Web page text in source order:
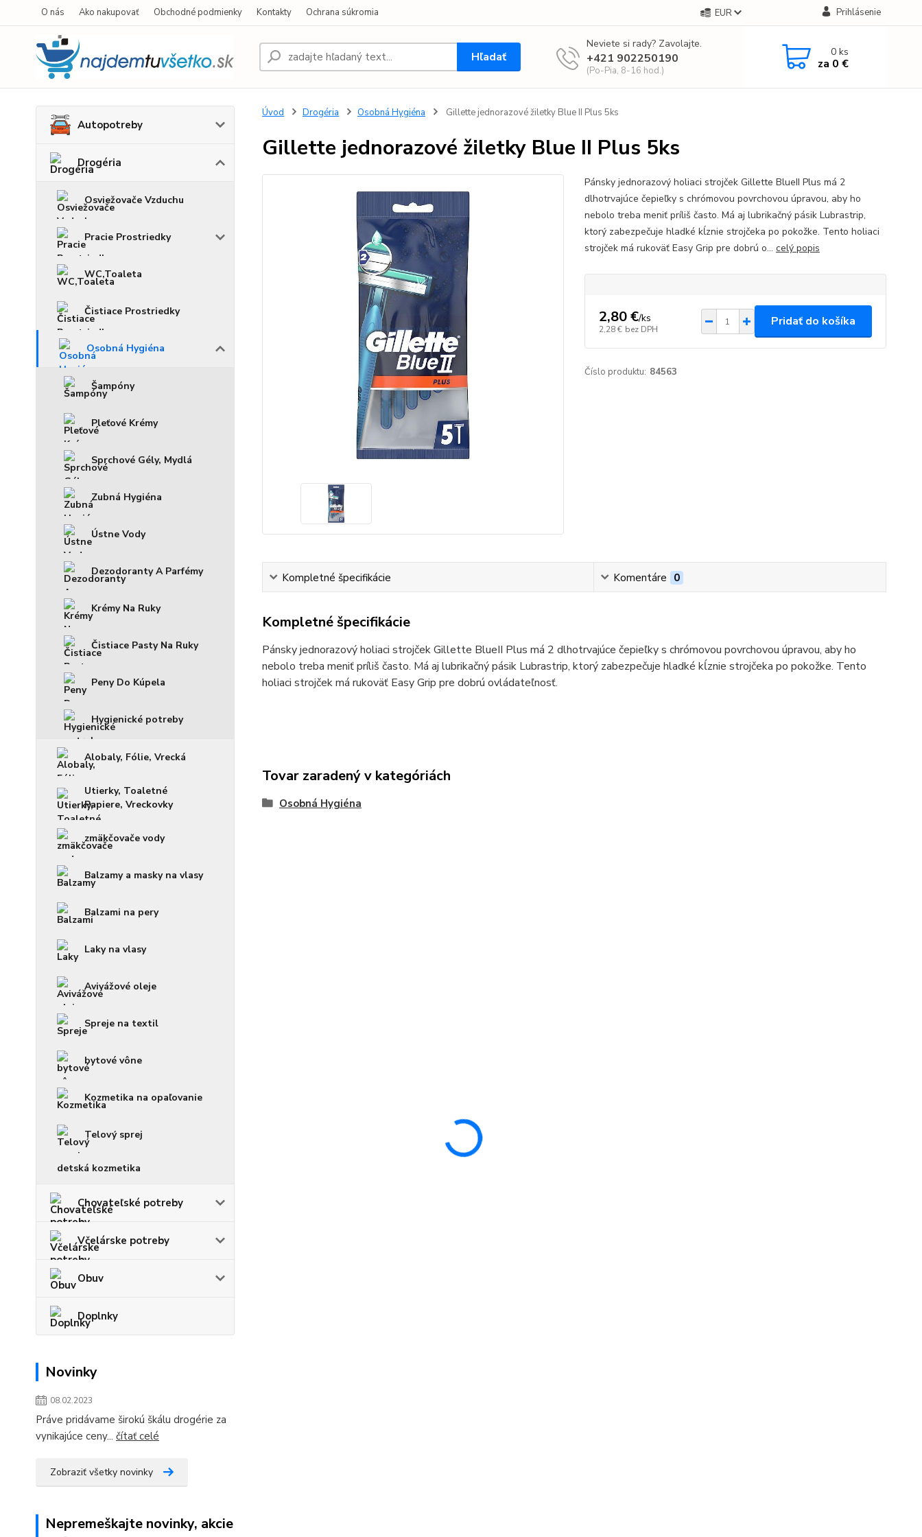
O nás Ako nakupovať Obchodné podmienky Kontakty Ochrana súkromia EUR Prihlásenie
Hľadať
Neviete si rady? Zavolajte.
+421 902250190
(Po-Pia, 8-16 hod.)
0ks
za 0 €
Autopotreby
Drogéria
Osviežovače Vzduchu
Pracie Prostriedky
WC,Toaleta
Čistiace Prostriedky
Osobná Hygiéna
Šampóny
Pleťové Krémy
Sprchové Gély, Mydlá
Zubná Hygiéna
Ústne Vody
Dezodoranty A Parfémy
Krémy Na Ruky
Čistiace Pasty Na Ruky
Peny Do Kúpela
Hygienické potreby
Alobaly, Fólie, Vrecká
Utierky, Toaletné
Papiere, Vreckovky
zmäkčovače vody
Balzamy a masky na vlasy
Balzami na pery
Laky na vlasy
Avivážové oleje
Spreje na textil
bytové vône
Kozmetika na opaľovanie
Telový sprej
detská kozmetika
Chovateľské potreby
Včelárske potreby
Obuv
Doplnky
Novinky
08.02.2023
Práve pridávame širokú škálu drogérie za
vynikajúce ceny... čítať celé
Zobraziť všetky novinky
Nepremeškajte novinky, akcie
Úvod Drogéria Osobná Hygiéna Gillette jednorazové žiletky Blue II Plus 5ks
Gillette jednorazové žiletky Blue II Plus 5ks
Pánsky jednorazový holiaci strojček Gillette BlueII Plus má 2
dlhotrvajúce čepieľky s chrómovou povrchovou úpravou, aby ho
nebolo treba meniť príliš často. Má aj lubrikačný pásik Lubrastrip,
ktorý zabezpečuje hladké kĺznie strojčeka po pokožke. Tento holiaci
strojček má rukoväť Easy Grip pre dobrú o... celý popis
2,80 €/ks
2,28 € bez DPH
Pridať do košíka
Číslo produktu: 84563
Kompletné špecifikácie Komentáre 0
Kompletné špecifikácie
Pánsky jednorazový holiaci strojček Gillette BlueII Plus má 2 dlhotrvajúce čepieľky s chrómovou povrchovou úpravou, aby ho
nebolo treba meniť príliš často. Má aj lubrikačný pásik Lubrastrip, ktorý zabezpečuje hladké kĺznie strojčeka po pokožke. Tento
holiaci strojček má rukoväť Easy Grip pre dobrú ovládateľnosť.
Tovar zaradený v kategóriách
Osobná Hygiéna